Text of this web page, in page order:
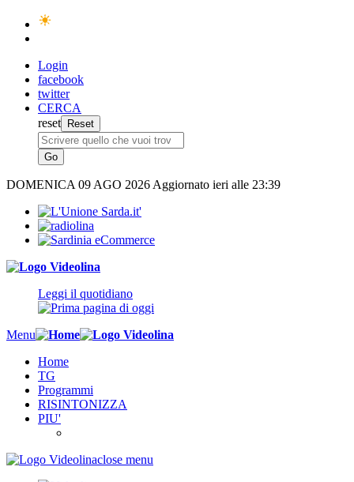
Login
facebook
twitter
CERCA
reset
DOMENICA 09 AGO 2026 Aggiornato ieri alle 23:39
Leggi il quotidiano
Menu
Home
TG
Programmi
RISINTONIZZA
PIU'
close menu